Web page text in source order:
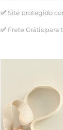
✅ Site protegido
✅ Frete Grátis para